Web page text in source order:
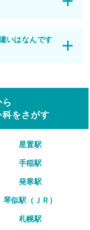
いはなんです
をさがす
星置駅
手稲駅
発寒駅
琴似駅（ＪＲ）
札幌駅